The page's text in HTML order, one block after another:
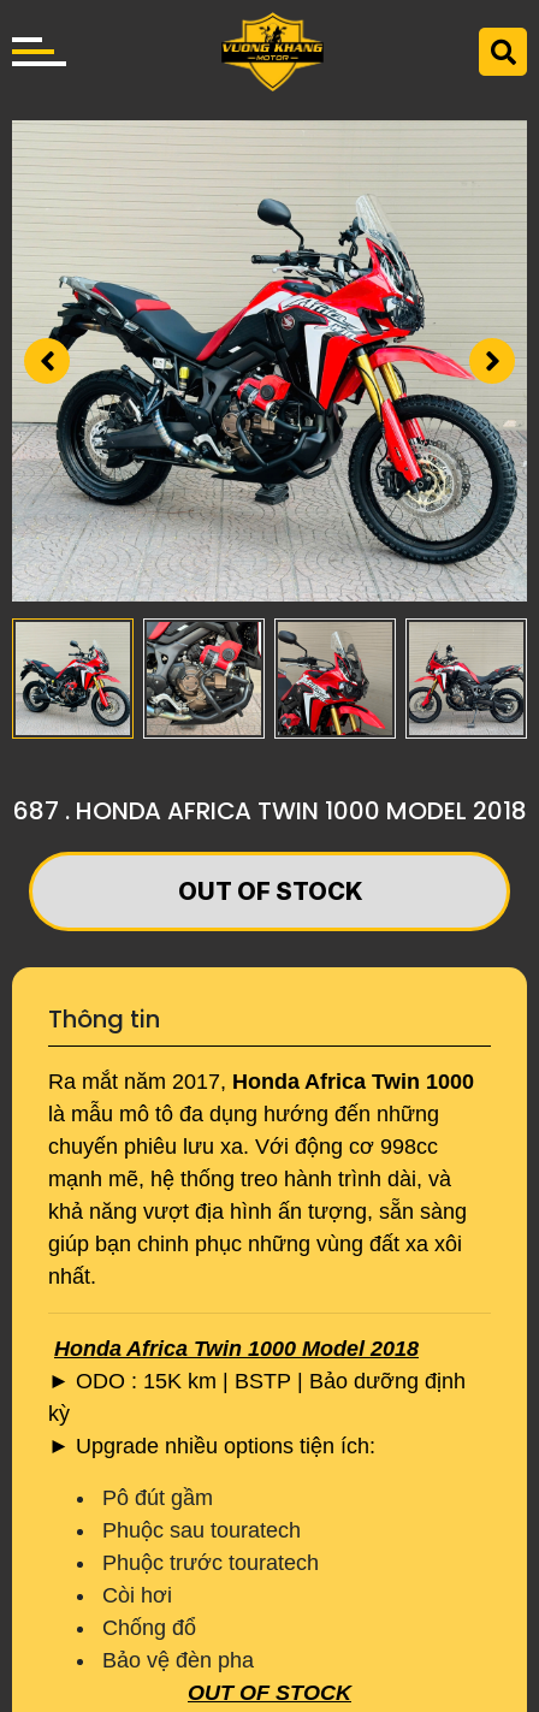
687 . HONDA AFRICA TWIN 1000 MODEL 2018
OUT OF STOCK
Thông tin
Ra mắt năm 2017, Honda Africa Twin 1000
là mẫu mô tô đa dụng hướng đến những
chuyến phiêu lưu xa. Với động cơ 998cc
mạnh mẽ, hệ thống treo hành trình dài, và
khả năng vượt địa hình ấn tượng, sẵn sàng
giúp bạn chinh phục những vùng đất xa xôi
nhất.
Honda Africa Twin 1000 Model 2018
► ODO : 15K km | BSTP | Bảo dưỡng định
kỳ
► Upgrade nhiều options tiện ích:
Pô đút gầm
Phuộc sau touratech
Phuộc trước touratech
Còi hơi
Chống đổ
Bảo vệ đèn pha
OUT OF STOCK